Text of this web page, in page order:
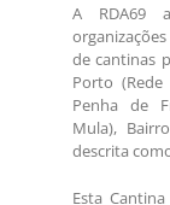
A RDA69
de cantinas
Porto
Penha de
Mula),
descrita
Esta